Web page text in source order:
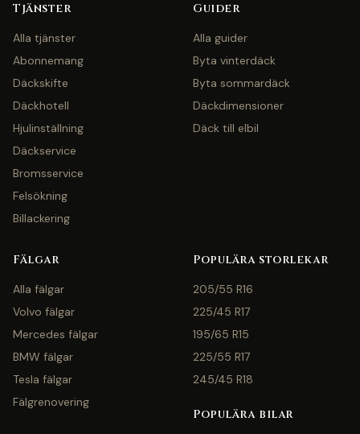
Tjänster
Alla tjänster
Abonnemang
Däckskifte
Däckhotell
Hjulinställning
Däckservice
Bromsservice
Felsökning
Billackering
Guider
Alla guider
Byta vinterdäck
Byta sommardäck
Däckdimensioner
Däck till elbil
Fälgar
Alla fälgar
Volvo fälgar
Mercedes fälgar
BMW fälgar
Tesla fälgar
Fälgrenovering
Populära storlekar
205/55 R16
225/45 R17
195/65 R15
225/55 R17
245/45 R18
Populära bilar